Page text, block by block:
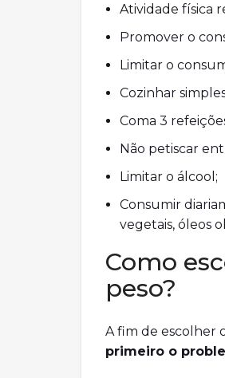
Atividade física
Promover o
Limitar o
Cozinhar
Coma 3
Não petiscar
Limitar o álcool;
Consumir
vegetais, óleos
Como
peso?
A fim de escolher
primeiro o